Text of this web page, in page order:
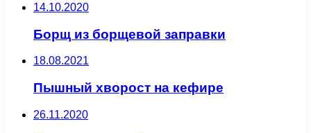
14.10.2020
Борщ из борщевой заправки
18.08.2021
Пышный хворост на кефире
26.11.2020